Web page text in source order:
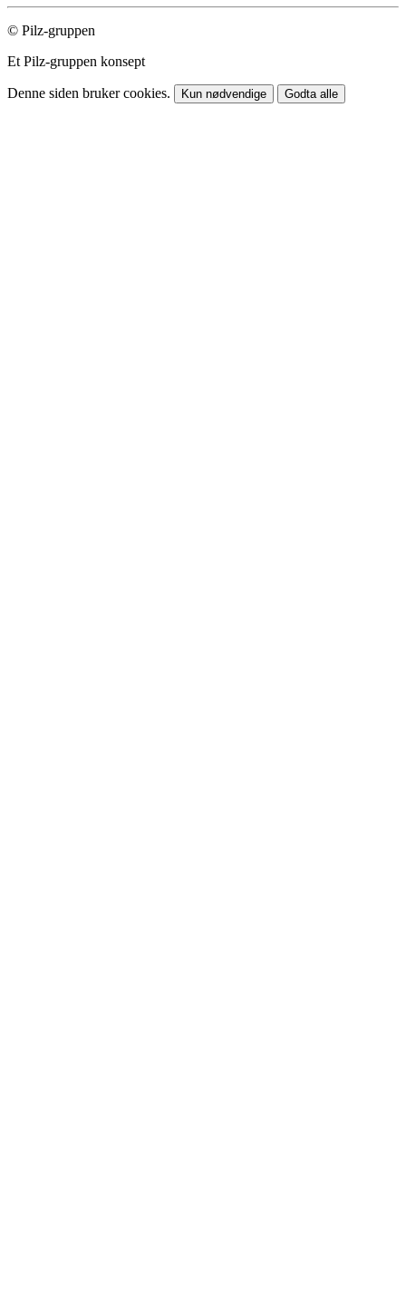
© Pilz-gruppen
Et Pilz-gruppen konsept
Denne siden bruker cookies. Kun nødvendige Godta alle